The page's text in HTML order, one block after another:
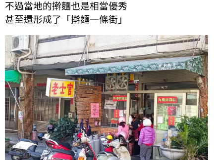
不過當地的擀麵也是相當優秀
甚至還形成了「擀麵一條街」